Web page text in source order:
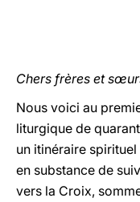
Chers frères et
Nous voici au
liturgique de
un itinéraire
en substance de
vers la Croix,